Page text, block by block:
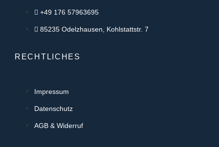
+49 176 57963695
85235 Odelzhausen, Kohlstattstr. 7
RECHTLICHES
Impressum
Datenschutz
AGB & Widerruf